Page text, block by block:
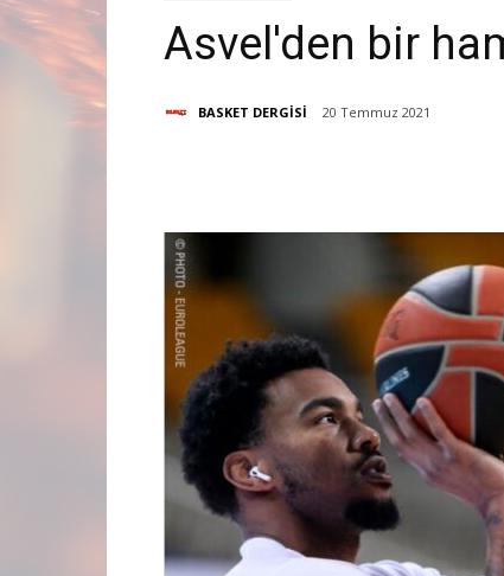
Asvel'den bir
BASKET DERGİSİ 20 Temmuz 2021